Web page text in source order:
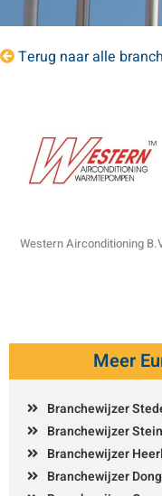
Terug naar alle
Western Airconditioning
Meer
Branchewijzer
Branchewijzer Stein
Branchewijzer
Branchewijzer